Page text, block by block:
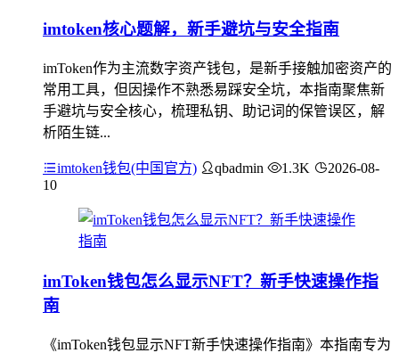
imtoken核心题解，新手避坑与安全指南
imToken作为主流数字资产钱包，是新手接触加密资产的
常用工具，但因操作不熟悉易踩安全坑，本指南聚焦新
手避坑与安全核心，梳理私钥、助记词的保管误区，解
析陌生链...
imtoken钱包(中国官方) qbadmin 1.3K
2026-08-
10
imToken钱包怎么显示NFT？新手快速操作指
南
《imToken钱包显示NFT新手快速操作指南》本指南专为